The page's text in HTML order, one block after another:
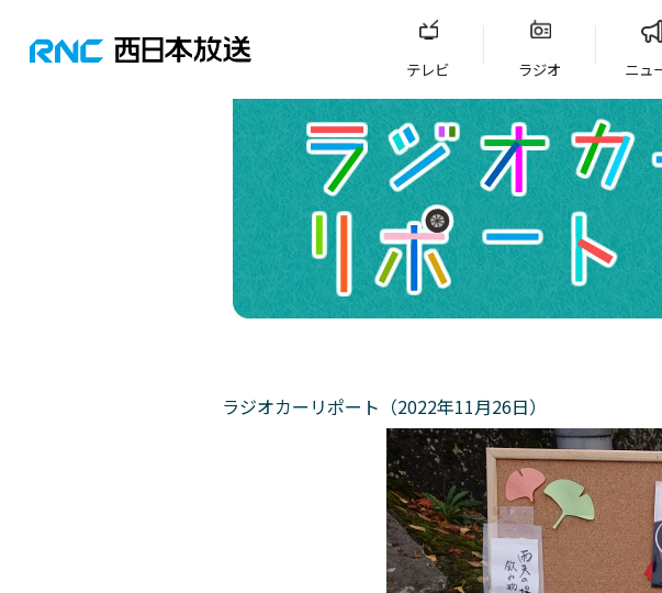
テレビ ラジオ ニュ
ラジオカーリポート（2022年11月26日）